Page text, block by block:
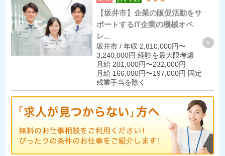
【坂井市】企業の販促活動をサ
ポートするIT企業の機械オペ
レ...
坂井市 / 年収 2,810,000円〜
3,240,000円 経験を最大限考慮
月給 201,000円〜232,000円
月給 166,000円〜197,000円 固定
残業手当を除く